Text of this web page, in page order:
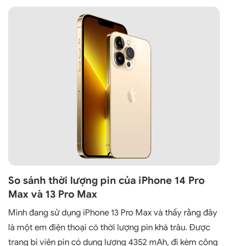
So sánh thời lượng pin của iPhone 14 Pro
Max và 13 Pro Max
Mình đang sử dụng iPhone 13 Pro Max và thấy rằng đây
là một em điện thoại có thời lượng pin khá trâu. Được
trang bị viên pin có dung lượng 4352 mAh, đi kèm công